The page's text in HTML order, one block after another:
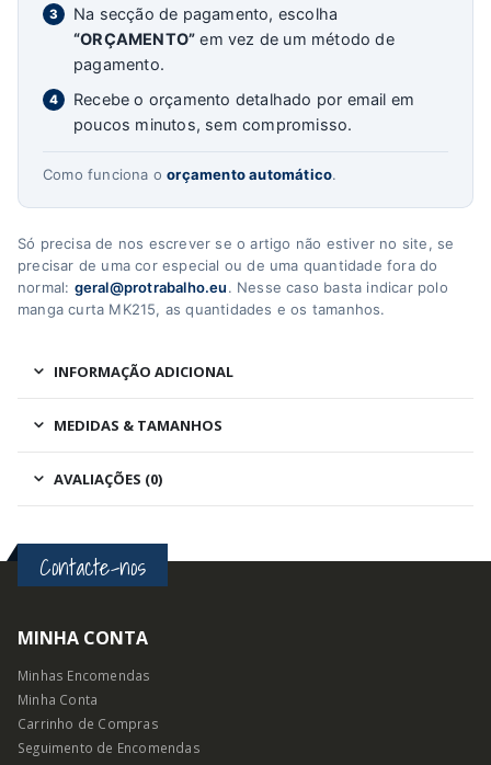
3
Na secção de pagamento, escolha
“ORÇAMENTO” em vez de um método de
pagamento.
4
Recebe o orçamento detalhado por email em
poucos minutos, sem compromisso.
Como funciona oorçamento automático.
Só precisa de nos escrever se o artigo não estiver no site, se
precisar de uma cor especial ou de uma quantidade fora do
normal: geral@protrabalho.eu. Nesse caso basta indicar polo
manga curta MK215, as quantidades e os tamanhos.
INFORMAÇÃO ADICIONAL
MEDIDAS & TAMANHOS
AVALIAÇÕES (0)
Contacte-nos
MINHA CONTA
Minhas Encomendas
Minha Conta
Carrinho de Compras
Seguimento de Encomendas